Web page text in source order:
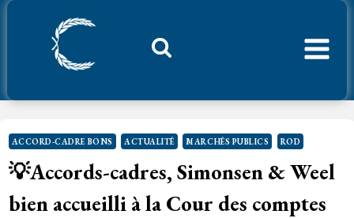
Aller
ACCORD-CADRE BONS ACTUALITÉ MARCHÉS PUBLICS ROD
💡Accords-cadres, Simonsen & Weel
bien accueilli à la Cour des comptes